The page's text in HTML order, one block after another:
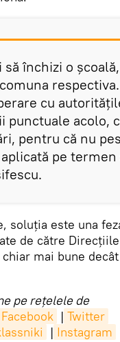
să închizi o
cu
punctuale acolo,
pentru că nu
pe termen
soluția este una
de către
mai bune
pe rețelele de
Facebook | Twitter
| Instagram